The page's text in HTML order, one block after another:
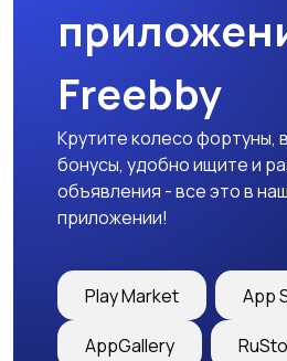
Freebby
Крутите колесо фортуны,
бонусы, удобно ищите и
объявления - все это в
приложении!
Play Market App
AppGallery